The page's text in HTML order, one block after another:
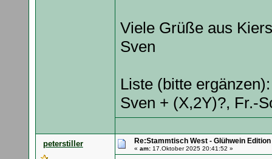
Viele Grüße aus
Sven
Liste (bitte ergänzen):
Sven + (X,2Y)?, Fr.-
peterstiller Re:Stammtisch West - Glühwein
« am:17.Oktober 2025 20:41:52 »